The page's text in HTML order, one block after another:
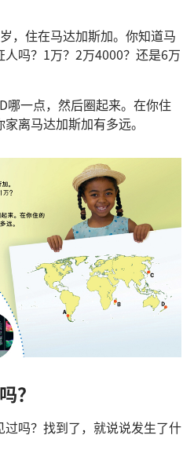
，住在马达加斯加。你知道马
吗？1万？2万4000？还是6万
哪一点，然后圈起来。在你住
离马达加斯加有多远。
？
吗？找到了，就说说发生了什